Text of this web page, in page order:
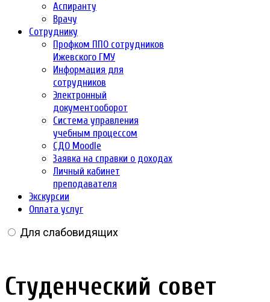
Аспиранту
Врачу
Сотруднику
Профком ППО сотрудников
Ижевского ГМУ
Информация для
сотрудников
Электронный
документооборот
Система управления
учебным процессом
СДО Moodle
Заявка на справки о доходах
Личный кабинет
преподавателя
Экскурсии
Оплата услуг
Для слабовидящих
Студенческий совет